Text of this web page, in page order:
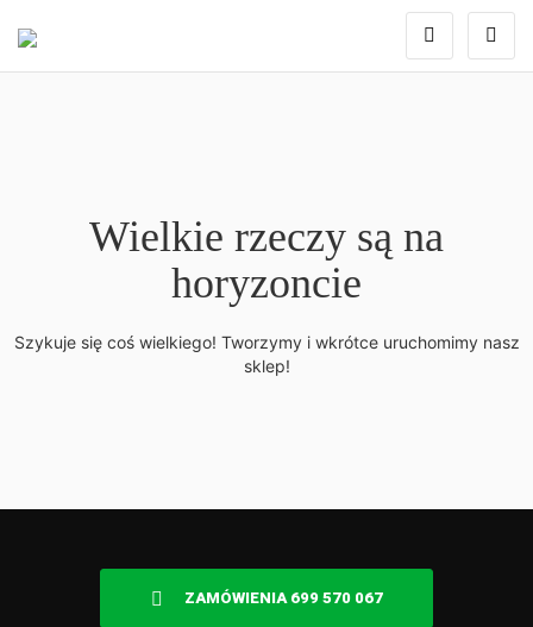
Wielkie rzeczy są na
horyzoncie
Szykuje się coś wielkiego! Tworzymy i wkrótce uruchomimy nasz
sklep!
ZAMÓWIENIA 699 570 067